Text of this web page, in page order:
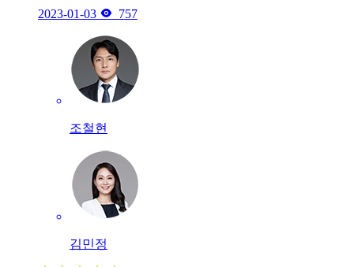
2023-01-03  757
조철현
김민정